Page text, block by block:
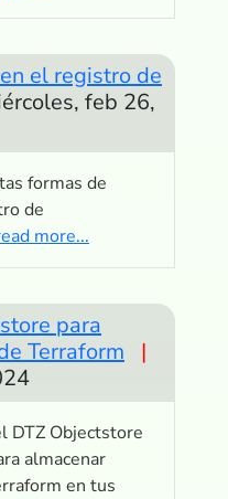
el registro de
feb 26,
formas de
de
more...
para
Terraform
|
DTZ Objectstore
almacenar
en tus